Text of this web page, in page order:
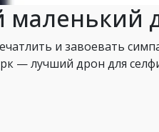
маленький
и завоевать
— лучший дрон для